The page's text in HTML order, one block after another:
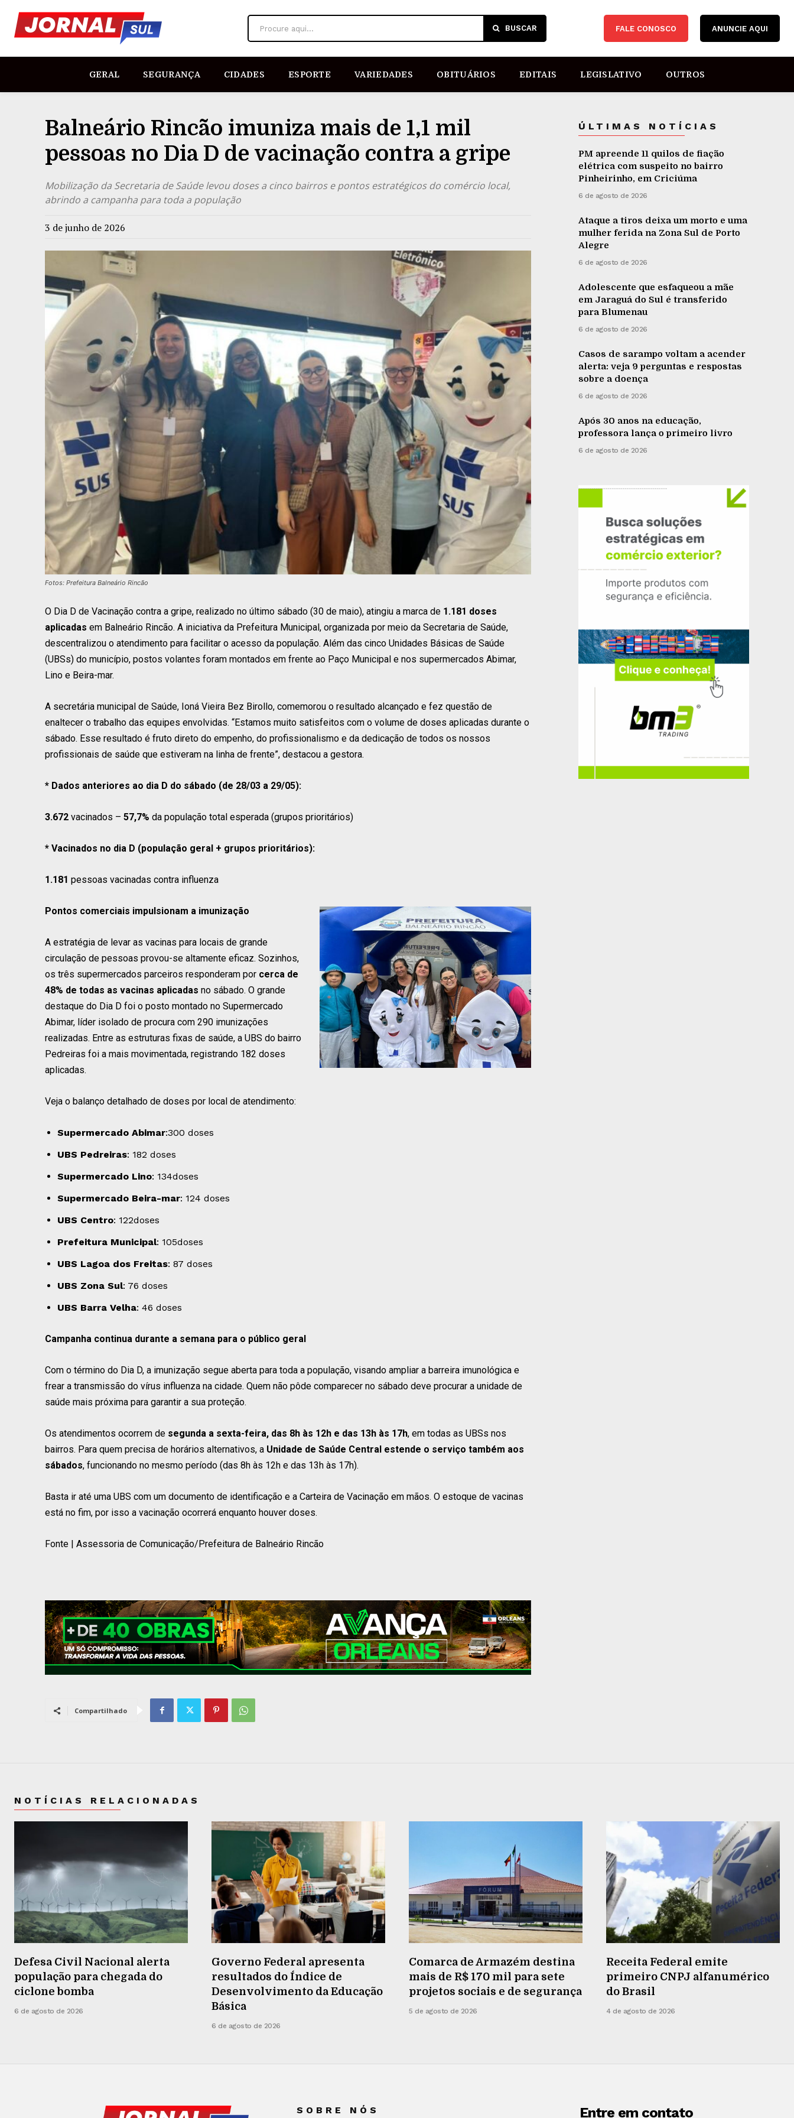
Procure aqui... BUSCAR FALE CONOSCO ANUNCIE AQUI
GERAL SEGURANÇA CIDADES ESPORTE VARIEDADES OBITUÁRIOS EDITAIS LEGISLATIVO OUTROS
Balneário Rincão imuniza mais de 1,1 mil
pessoas no Dia D de vacinação contra a gripe
Mobilização da Secretaria de Saúde levou doses a cinco bairros e pontos estratégicos do comércio local,
abrindo a campanha para toda a população
3 de junho de 2026
Fotos: Prefeitura Balneário Rincão
O Dia D de Vacinação contra a gripe, realizado no último sábado (30 de maio), atingiu a marca de 1.181 doses
aplicadas em Balneário Rincão. A iniciativa da Prefeitura Municipal, organizada por meio da Secretaria de Saúde,
descentralizou o atendimento para facilitar o acesso da população. Além das cinco Unidades Básicas de Saúde
(UBSs) do município, postos volantes foram montados em frente ao Paço Municipal e nos supermercados Abimar,
Lino e Beira-mar.
A secretária municipal de Saúde, Ioná Vieira Bez Birollo, comemorou o resultado alcançado e fez questão de
enaltecer o trabalho das equipes envolvidas. “Estamos muito satisfeitos com o volume de doses aplicadas durante o
sábado. Esse resultado é fruto direto do empenho, do profissionalismo e da dedicação de todos os nossos
profissionais de saúde que estiveram na linha de frente”, destacou a gestora.
* Dados anteriores ao dia D do sábado (de 28/03 a 29/05):
3.672 vacinados – 57,7% da população total esperada (grupos prioritários)
* Vacinados no dia D (população geral + grupos prioritários):
1.181 pessoas vacinadas contra influenza
Pontos comerciais impulsionam a imunização
A estratégia de levar as vacinas para locais de grande
circulação de pessoas provou-se altamente eficaz. Sozinhos,
os três supermercados parceiros responderam por cerca de
48% de todas as vacinas aplicadas no sábado. O grande
destaque do Dia D foi o posto montado no Supermercado
Abimar, líder isolado de procura com 290 imunizações
realizadas. Entre as estruturas fixas de saúde, a UBS do bairro
Pedreiras foi a mais movimentada, registrando 182 doses
aplicadas.
Veja o balanço detalhado de doses por local de atendimento:
Supermercado Abimar:300 doses
UBS Pedreiras: 182 doses
Supermercado Lino: 134doses
Supermercado Beira-mar: 124 doses
UBS Centro: 122doses
Prefeitura Municipal: 105doses
UBS Lagoa dos Freitas: 87 doses
UBS Zona Sul: 76 doses
UBS Barra Velha: 46 doses
Campanha continua durante a semana para o público geral
Com o término do Dia D, a imunização segue aberta para toda a população, visando ampliar a barreira imunológica e
frear a transmissão do vírus influenza na cidade. Quem não pôde comparecer no sábado deve procurar a unidade de
saúde mais próxima para garantir a sua proteção.
Os atendimentos ocorrem de segunda a sexta-feira, das 8h às 12h e das 13h às 17h, em todas as UBSs nos
bairros. Para quem precisa de horários alternativos, a Unidade de Saúde Central estende o serviço também aos
sábados, funcionando no mesmo período (das 8h às 12h e das 13h às 17h).
Basta ir até uma UBS com um documento de identificação e a Carteira de Vacinação em mãos. O estoque de vacinas
está no fim, por isso a vacinação ocorrerá enquanto houver doses.
Fonte | Assessoria de Comunicação/Prefeitura de Balneário Rincão
Compartilhado
ÚLTIMAS NOTÍCIAS
PM apreende 11 quilos de fiação
elétrica com suspeito no bairro
Pinheirinho, em Criciúma
6 de agosto de 2026
Ataque a tiros deixa um morto e uma
mulher ferida na Zona Sul de Porto
Alegre
6 de agosto de 2026
Adolescente que esfaqueou a mãe
em Jaraguá do Sul é transferido
para Blumenau
6 de agosto de 2026
Casos de sarampo voltam a acender
alerta: veja 9 perguntas e respostas
sobre a doença
6 de agosto de 2026
Após 30 anos na educação,
professora lança o primeiro livro
6 de agosto de 2026
NOTÍCIAS RELACIONADAS
Defesa Civil Nacional alerta
população para chegada do
ciclone bomba
6 de agosto de 2026
Governo Federal apresenta
resultados do Índice de
Desenvolvimento da Educação
Básica
6 de agosto de 2026
Comarca de Armazém destina
mais de R$ 170 mil para sete
projetos sociais e de segurança
5 de agosto de 2026
Receita Federal emite
primeiro CNPJ alfanumérico
do Brasil
4 de agosto de 2026
SOBRE NÓS Entre em contato